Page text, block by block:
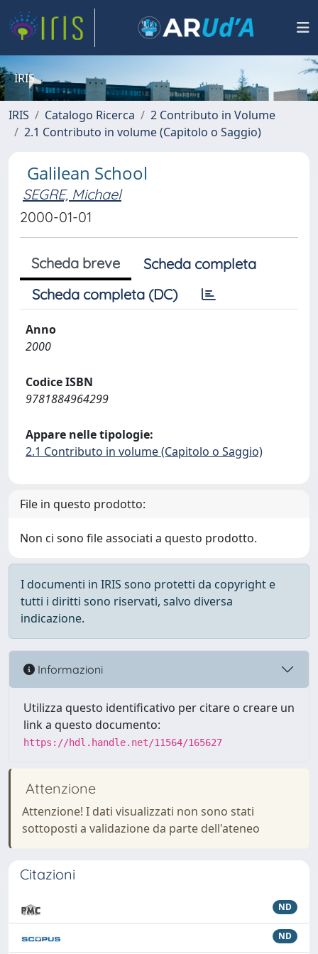
IRIS
IRIS Catalogo Ricerca
2 Contributo in Volume
2.1 Contributo in volume (Capitolo o Saggio)
Galilean School
SEGRE, Michael
2000-01-01
Scheda breve
Scheda completa
Scheda completa (DC)
Anno
2000
Codice ISBN
9781884964299
Appare nelle tipologie:
2.1 Contributo in volume (Capitolo o Saggio)
File in questo prodotto:
Non ci sono file associati a questo prodotto.
I documenti in IRIS sono protetti da copyright e
tutti i diritti sono riservati, salvo diversa
indicazione.
Informazioni
Utilizza questo identificativo per citare o creare un
link a questo documento:
https://hdl.handle.net/11564/165627
Attenzione
Attenzione! I dati visualizzati non sono stati
sottoposti a validazione da parte dell'ateneo
Citazioni
ND
ND